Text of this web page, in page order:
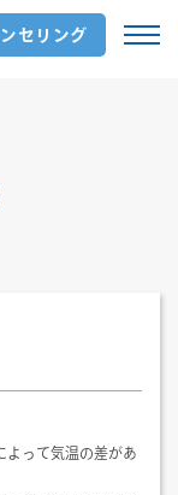
セリング
よって気温の差があ